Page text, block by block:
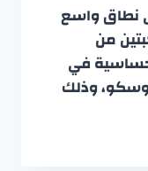
نطاق واسع
من
في
وذلك